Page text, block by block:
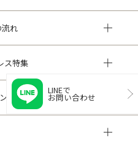
れ
ス特集
テンツ
LINEで
お問い合わせ